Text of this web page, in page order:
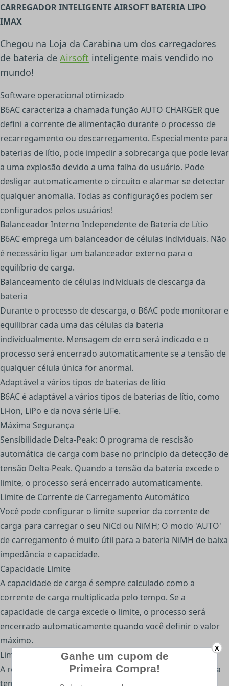
CARREGADOR INTELIGENTE AIRSOFT BATERIA LIPO
IMAX
Chegou na Loja da Carabina um dos carregadores
de bateria de Airsoft inteligente mais vendido no
mundo!
Software operacional otimizado
B6AC caracteriza a chamada função AUTO CHARGER que
defini a corrente de alimentação durante o processo de
recarregamento ou descarregamento. Especialmente para
baterias de lítio, pode impedir a sobrecarga que pode levar
a uma explosão devido a uma falha do usuário. Pode
desligar automaticamente o circuito e alarmar se detectar
qualquer anomalia. Todas as configurações podem ser
configurados pelos usuários!
Balanceador Interno Independente de Bateria de Lítio
B6AC emprega um balanceador de células individuais. Não
é necessário ligar um balanceador externo para o
equilíbrio de carga.
Balanceamento de células individuais de descarga da
bateria
Durante o processo de descarga, o B6AC pode monitorar e
equilibrar cada uma das células da bateria
individualmente. Mensagem de erro será indicado e o
processo será encerrado automaticamente se a tensão de
qualquer célula única for anormal.
Adaptável a vários tipos de baterias de lítio
B6AC é adaptável a vários tipos de baterias de lítio, como
Li-ion, LiPo e da nova série LiFe.
Máxima Segurança
Sensibilidade Delta-Peak: O programa de rescisão
automática de carga com base no princípio da detecção de
tensão Delta-Peak. Quando a tensão da bateria excede o
limite, o processo será encerrado automaticamente.
Limite de Corrente de Carregamento Automático
Você pode configurar o limite superior da corrente de
carga para carregar o seu NiCd ou NiMH; O modo 'AUTO'
de carregamento é muito útil para a bateria NiMH de baixa
impedância e capacidade.
Capacidade Limite
A capacidade de carga é sempre calculado como a
corrente de carga multiplicada pelo tempo. Se a
capacidade de carga excede o limite, o processo será
encerrado automaticamente quando você definir o valor
máximo.
Limite de Temperatura *
A reação química interna da bateria, causa o aumento da
temperatura. Se o limite de temperatura é alcançado, o
X